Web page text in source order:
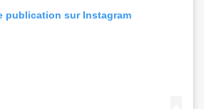
publication sur Instagram